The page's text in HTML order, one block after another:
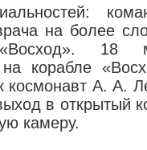
на более
18
корабле
космонавт А. А.
в открытый
камеру.